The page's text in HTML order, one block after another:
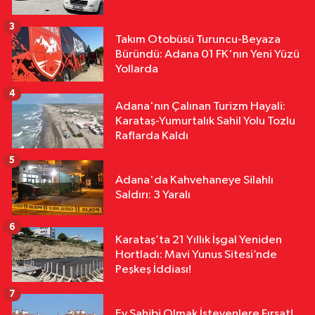
Asayiş
12:27Göçükte Hayatını Kaybeden
Takım Otobüsü Turuncu-Beyaza
Büründü: Adana 01 FK'nın Yeni Yüzü
Yollarda
3
Adana'nın Çalınan Turizm Hayali:
Karataş-Yumurtalık Sahil Yolu Tozlu
Raflarda Kaldı
4
Adana'da Kahvehaneye Silahlı
Saldırı: 3 Yaralı
5
Karataş’ta 21 Yıllık İşgal Yeniden
Hortladı: Mavi Yunus Sitesi’nde
Peşkeş İddiası!
6
7